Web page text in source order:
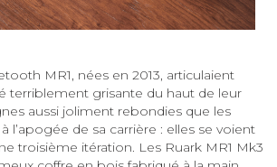
MR1, nées en 2013, articulaient
terriblement grisante du haut de leur
aussi joliment rebondies que les
l’apogée de sa carrière : elles se voient
troisième itération. Les Ruark MR1 Mk3